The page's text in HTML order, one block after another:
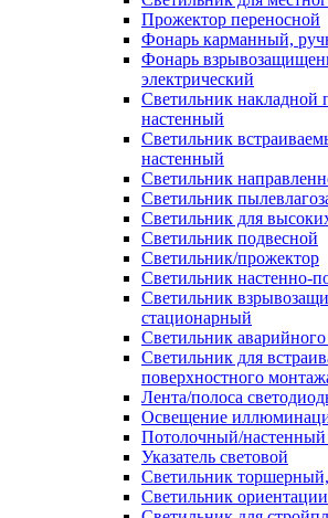
Прожектор переносной
Фонарь карманный,
Фонарь
электрический
Светильник накладной
настенный
Светильник
настенный
Светильник
Светильник
Светильник для
Светильник подвесной
Светильник/прожектор
Светильник настенно-
Светильник
стационарный
Светильник
Светильник для
поверхностного
Лента/полоса
Освещение
Потолочный/настенный
Указатель световой
Светильник
Светильник ориентации